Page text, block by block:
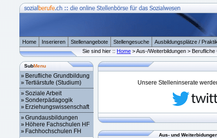
Home Inserieren Stellenangebote Stellengesuche
Ausbildungsplätze /
Sie sind hier :: Home > Aus-/Weiterbildungen >
SubMenu
» Berufliche Grundbildung
»Tertiärstufe (Studium)
»Soziale Arbeit
»Sonderpädagogik
» Erziehungswissenschaft
»Grundausbildungen
» Höhere Fachschulen HF
» Fachhochschulen FH
Unsere Stelleninserate
Aus- und